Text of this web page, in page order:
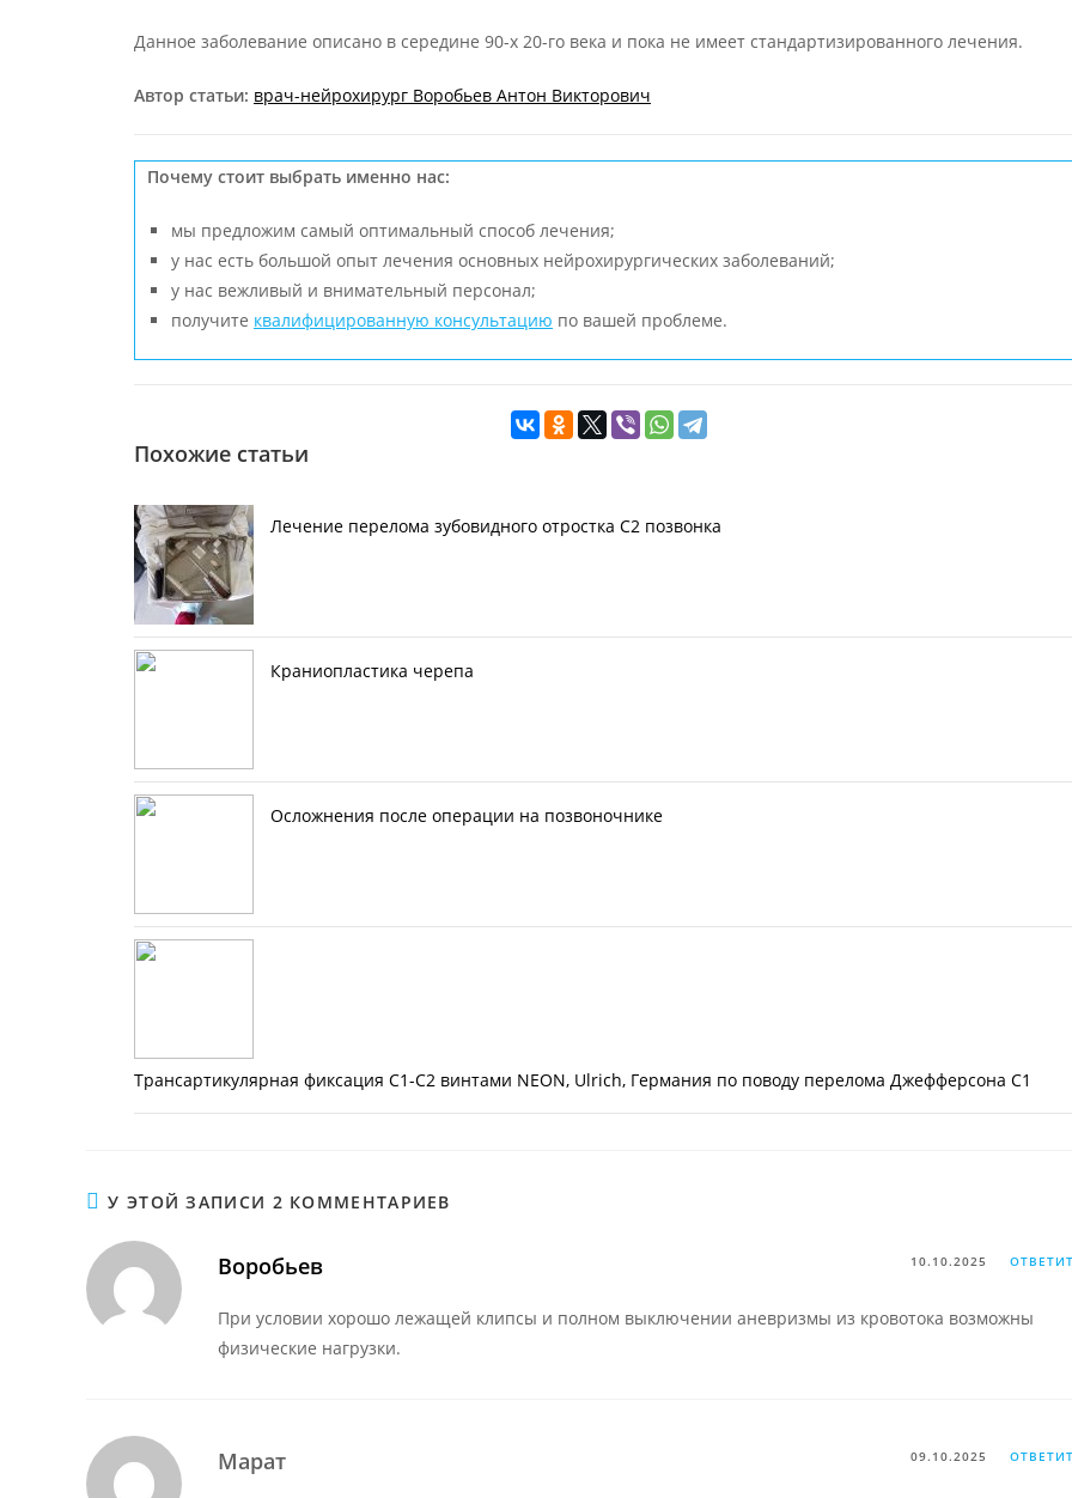
Данное заболевание описано в середине 90-х 20-го века и пока не имеет стандартизированного лечения.
Автор статьи: врач-нейрохирург Воробьев Антон Викторович
Почему стоит выбрать именно нас:
мы предложим самый оптимальный способ лечения;
у нас есть большой опыт лечения основных нейрохирургических заболеваний;
у нас вежливый и внимательный персонал;
получите квалифицированную консультацию по вашей проблеме.
Похожие статьи
Лечение перелома зубовидного отростка С2 позвонка
Краниопластика черепа
Осложнения после операции на позвоночнике
Трансартикулярная фиксация С1-С2 винтами NEON, Ulrich, Германия по поводу перелома Джефферсона С1
У ЭТОЙ ЗАПИСИ 2 КОММЕНТАРИЕВ
Воробьев 10.10.2025
При условии хорошо лежащей клипсы и полном выключении аневризмы из кровотока возможны
физические нагрузки.
Марат 09.10.2025